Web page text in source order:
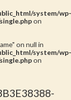
system/wp-
on
on null in
system/wp-
on